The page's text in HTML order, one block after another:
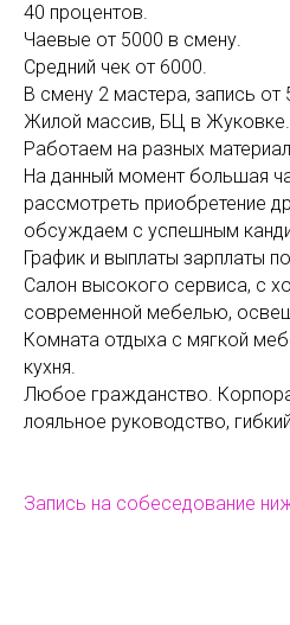
40 процентов.
Чаевые от 5000 в смену.
Средний чек от 6000.
В смену 2 мастера, запись от
Жилой массив, БЦ в Жуковке.
Работаем на разных
На данный момент большая
рассмотреть приобретение
обсуждаем с успешным
График и выплаты зарплаты
Салон высокого сервиса, с
современной мебелью,
Комната отдыха с мягкой
кухня.
Любое гражданство.
лояльное руководство,
Запись на собеседование